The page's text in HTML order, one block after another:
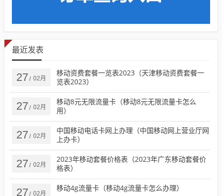
最近发表
27 / 02月
移动资费套餐一览表2023（天津移动资费套餐一
览表2023）
27 / 02月
移动8元无限流量卡（移动8元无限流量卡怎么
用）
27 / 02月
中国移动电话卡网上办理（中国移动网上营业厅网
上办卡）
27 / 02月
2023年移动套餐价格表（2023年广东移动套餐价
格表）
27 / 02月
移动4g流量卡（移动4g流量卡怎么办理）